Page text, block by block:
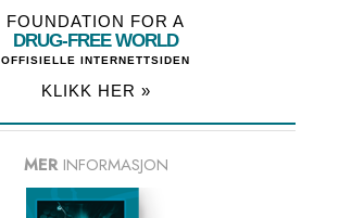
FOUNDATION FOR A
DRUG-FREE WORLD
OFFISIELLE INTERNETTSIDEN
KLIKK HER »
MER INFORMASJON